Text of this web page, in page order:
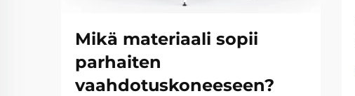
Mikä materiaali sopii
parhaiten
vaahdotuskoneeseen?